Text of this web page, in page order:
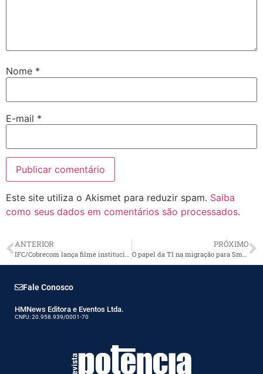
Nome *
E-mail *
Este site utiliza o Akismet para reduzir spam. Saiba
como seus dados em comentários são processados.
ANTERIOR
IFC/Cobrecom lança filme institucional em suas redes sociais
PRÓXIMO
O papel da TI na migração para Smart Grid
Fale Conosco
HMNews Editora e Eventos Ltda.
CNPJ: 20.958.939/0001-70